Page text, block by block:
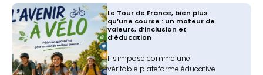
Le Tour de France, bien plus
qu’une course : un moteur de
valeurs, d’inclusion et
d’éducation
Il s'impose comme une
véritable plateforme éducative